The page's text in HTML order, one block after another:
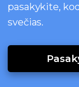
pasakykite,
svečias.